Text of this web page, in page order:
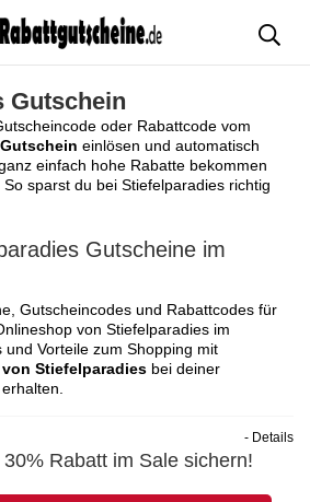
Gutschein
oder Rabattcode vom
einlösen und automatisch
einfach hohe Rabatte bekommen
sparst du bei Stiefelparadies richtig
Gutscheine im
Gutscheincodes und Rabattcodes für
von Stiefelparadies im
Vorteile zum Shopping mit
Stiefelparadies bei deiner
30% Rabatt im Sale sichern!
- Details